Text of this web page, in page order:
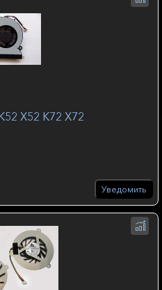
X52 K72 X72
Уведомить